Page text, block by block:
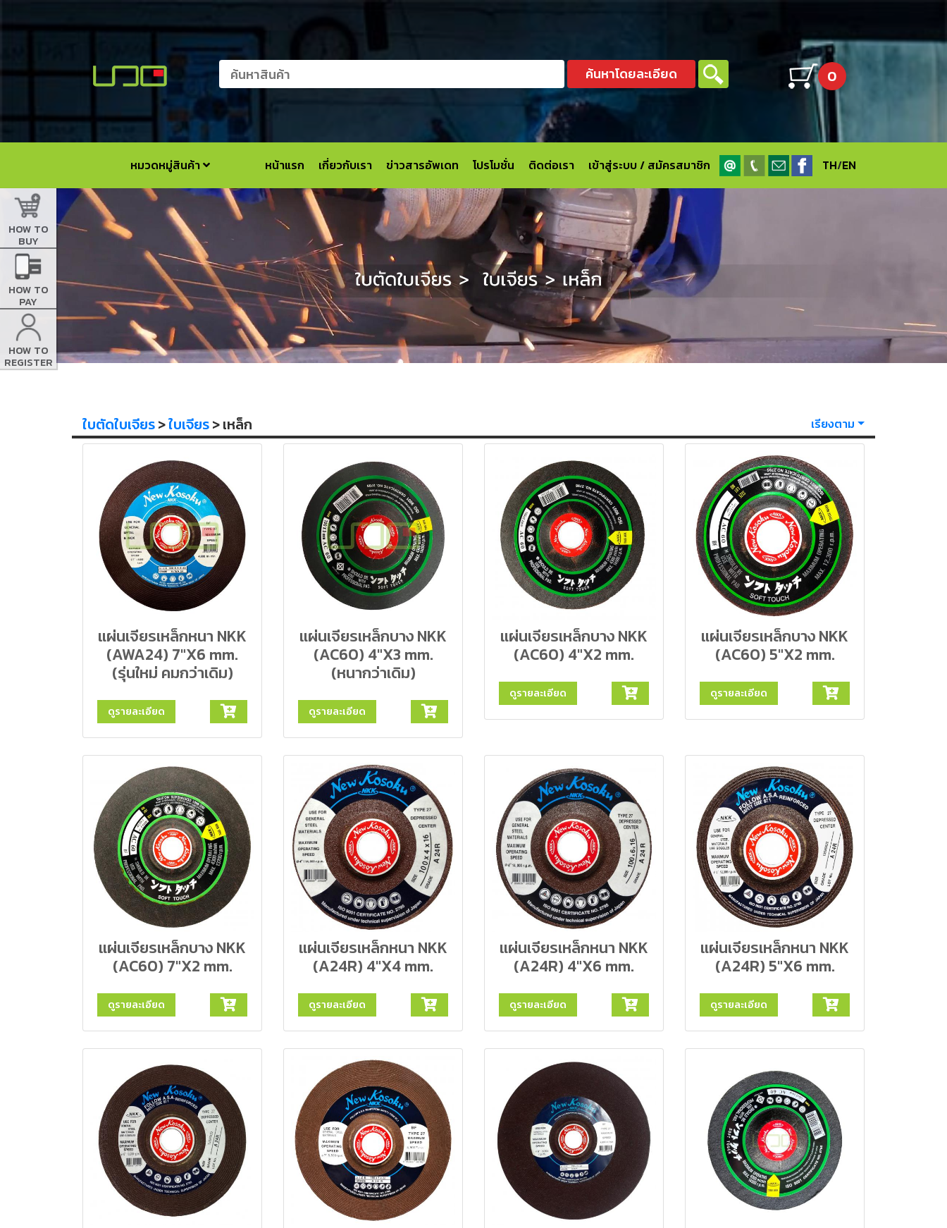
ค้นหาโดยละเอียด 0
หมวดหมู่สินค้า หน้าแรก เกี่ยวกับเรา ข่าวสารอัพเดท โปรโมชั่น ติดต่อเรา เข้าสู่ระบบ / สมัครสมาชิก TH/EN
HOW TO
BUY
HOW TO
PAY
HOW TO
REGISTER
ใบตัดใบเจียร>ใบเจียร> เหล็ก เรียงตาม
แผ่นเจียรเหล็กหนา NKK
(AWA24) 7"X6 mm.
(รุ่นใหม่ คมกว่าเดิม)
ดูรายละเอียด
แผ่นเจียรเหล็กบาง NKK
(AC60) 4"X3 mm.
(หนากว่าเดิม)
ดูรายละเอียด
แผ่นเจียรเหล็กบาง NKK
(AC60) 4"X2 mm.
ดูรายละเอียด
แผ่นเจียรเหล็กบาง NKK
(AC60) 5"X2 mm.
ดูรายละเอียด
แผ่นเจียรเหล็กบาง NKK
(AC60) 7"X2 mm.
ดูรายละเอียด
แผ่นเจียรเหล็กหนา NKK
(A24R) 4"X4 mm.
ดูรายละเอียด
แผ่นเจียรเหล็กหนา NKK
(A24R) 4"X6 mm.
ดูรายละเอียด
แผ่นเจียรเหล็กหนา NKK
(A24R) 5"X6 mm.
ดูรายละเอียด